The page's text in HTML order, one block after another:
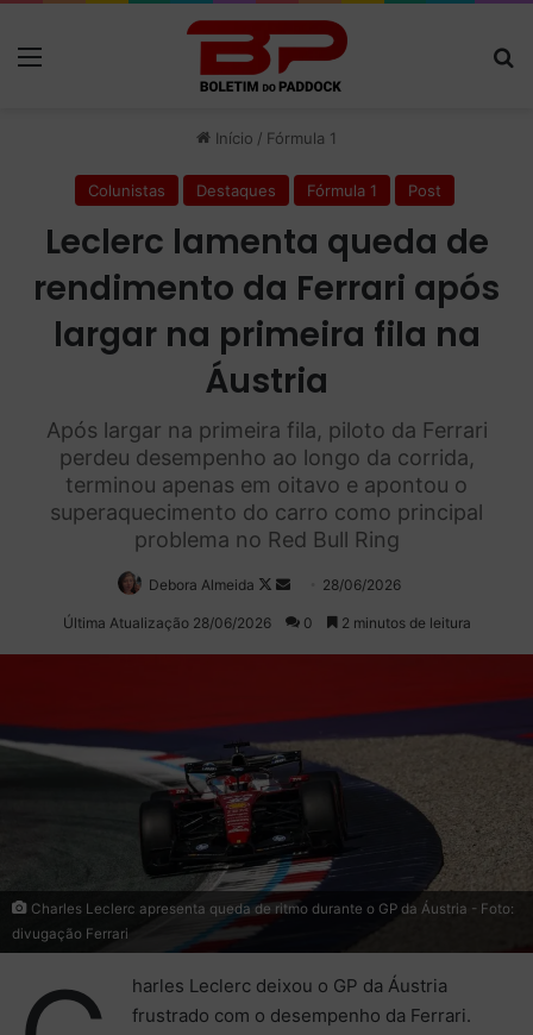
Início / Fórmula 1
Colunistas Destaques Fórmula 1 Post
Leclerc lamenta queda de
rendimento da Ferrari após
largar na primeira fila na
Áustria
Após largar na primeira fila, piloto da Ferrari
perdeu desempenho ao longo da corrida,
terminou apenas em oitavo e apontou o
superaquecimento do carro como principal
problema no Red Bull Ring
Debora Almeida
Follow
on
Mande
um
28/06/2026
Última Atualização 28/06/2026 0 2 minutos de leitura
Charles Leclerc apresenta queda de ritmo durante o GP da Áustria - Foto:
divugação Ferrari
harles Leclerc deixou o GP da Áustria
frustrado com o desempenho da Ferrari.